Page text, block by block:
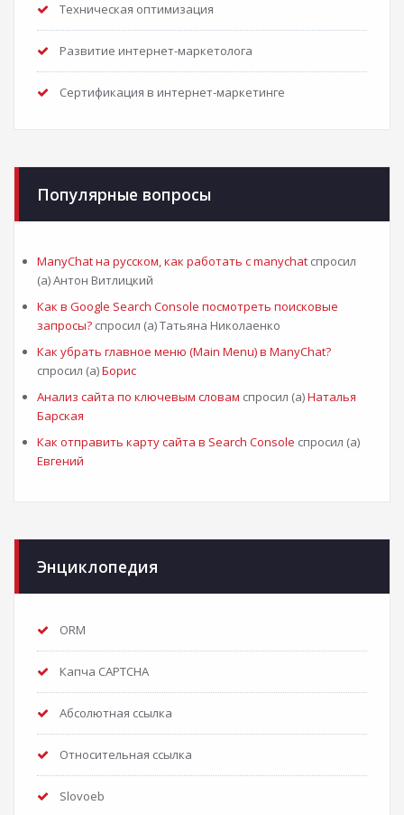
Техническая оптимизация
Развитие интернет-маркетолога
Сертификация в интернет-маркетинге
Популярные вопросы
ManyChat на русском, как работать с manychat спросил
(а) Антон Витлицкий
Как в Google Search Console посмотреть поисковые
запросы? спросил (а) Татьяна Николаенко
Как убрать главное меню (Main Menu) в ManyChat?
спросил (а)Борис
Анализ сайта по ключевым словам спросил (а)Наталья
Барская
Как отправить карту сайта в Search Console спросил (а)
Евгений
Энциклопедия
ORM
Капча CAPTCHA
Абсолютная ссылка
Относительная ссылка
Slovoeb